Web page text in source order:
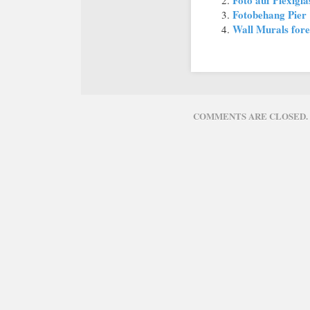
Fotobehang Pier
Wall Murals
COMMENTS ARE CLOSED.